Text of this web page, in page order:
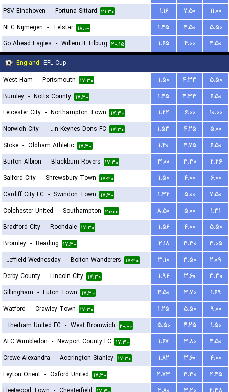
PSV Eindhoven - Fortuna Sittard ۲۱:۳۰ ۱.۱۶ ۷.۵۰
۱۱.۰۰
NEC Nijmegen - Telstar ۱۸:۰۰ ۱.۴۵ ۴.۵۰
۵.۵۰
Go Ahead Eagles - Willem II Tilburg ۲۰:۱۵ ۱.۶۵ ۴.۰۰
۴.۵۰
England EFL Cup
West Ham - Portsmouth ۱۷:۳۰ ۱.۵۰ ۴.۳۳
۵.۵۰
Burnley - Notts County ۱۷:۳۰ ۱.۴۵ ۴.۳۳
۶.۵۰
Leicester City - Northampton Town ۱۷:۳۰ ۱.۲۲ ۶.۰۰
۱۰.۰۰
Norwich City - Milton Keynes Dons FC ۱۷:۳۰ ۱.۵۳ ۴.۲۵
۵.۰۰
Stoke - Oldham Athletic ۱۷:۳۰ ۱.۴۰ ۴.۷۵
۶.۵۰
Burton Albion - Blackburn Rovers ۱۷:۳۰ ۳.۰۰ ۳.۳۰
۲.۲۶
Salford City - Shrewsbury Town ۱۷:۳۰ ۱.۵۰ ۴.۰۰
۶.۰۰
Cardiff City FC - Swindon Town ۱۷:۳۰ ۱.۳۲ ۵.۰۰
۷.۵۰
Colchester United - Southampton ۲۰:۰۰ ۸.۵۰ ۵.۰۰
۱.۳۱
Bradford City - Rochdale ۱۷:۳۰ ۱.۵۶ ۴.۰۰
۵.۵۰
Bromley - Reading ۱۷:۳۰ ۲.۱۸ ۳.۳۰
۳.۰۵
Sheffield Wednesday
- Bolton Wanderers ۱۷:۳۰ ۳.۱۰ ۳.۵۰
۲.۰۹
Derby County - Lincoln City ۱۷:۳۰ ۱.۹۶ ۳.۶۰
۳.۳۰
Gillingham - Luton Town ۱۷:۳۰ ۴.۵۰ ۳.۷۰
۱.۶۹
Watford - Crawley Town ۱۷:۳۰ ۱.۲۵ ۵.۵۰
۹.۰۰
Rotherham United FC
- West Bromwich ۲۰:۰۰ ۵.۵۰ ۴.۲۵
۱.۵۰
AFC Wimbledon - Newport County FC ۱۷:۳۰ ۱.۶۷ ۳.۸۰
۴.۵۰
Crewe Alexandra - Accrington Stanley ۱۷:۳۰ ۱.۸۲ ۳.۶۰
۴.۰۰
Leyton Orient - Oxford United ۱۷:۳۰ ۲.۷۳ ۳.۳۰
۲.۴۵